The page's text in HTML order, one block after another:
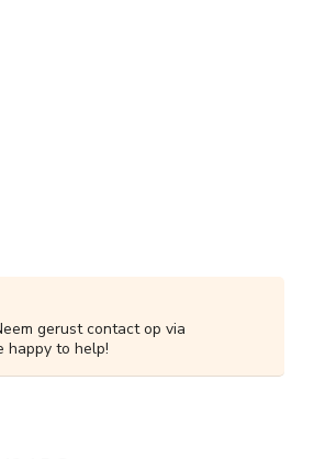
gerust contact op via
happy to help!